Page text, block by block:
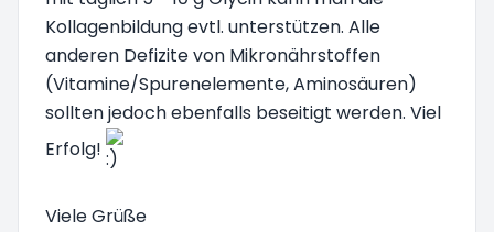
Kollagenbildung evtl. unterstützen. Alle
anderen Defizite von Mikronährstoffen
(Vitamine/Spurenelemente, Aminosäuren)
sollten jedoch ebenfalls beseitigt werden. Viel
Erfolg!
Viele Grüße